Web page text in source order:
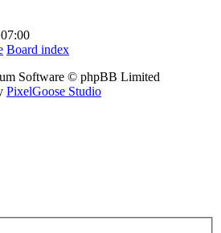
Board index
Software © phpBB Limited
PixelGoose Studio